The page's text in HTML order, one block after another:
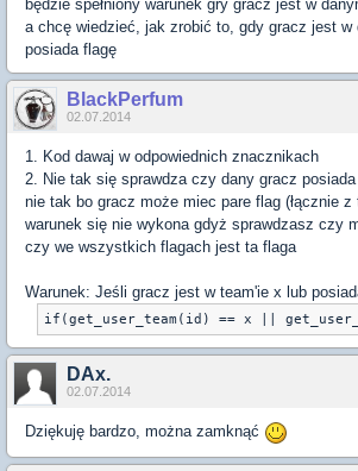
będzie spełniony warunek gry gracz jest w
a chcę wiedzieć, jak zrobić to, gdy gracz jest w
posiada flagę
BlackPerfum
02.07.2014
1. Kod dawaj w odpowiednich znacznikach
2. Nie tak się sprawdza czy dany gracz
nie tak bo gracz może miec pare flag (łącznie z
warunek się nie wykona gdyż sprawdzasz czy
czy we wszystkich flagach jest ta flaga
Warunek: Jeśli gracz jest w team'ie x lub
if(get_user_team(id) == x ||
DAx.
02.07.2014
Dziękuję bardzo, można zamknąć